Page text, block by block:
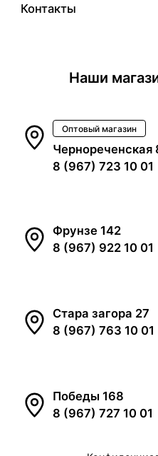
Контакты
Наши
Оптовый магазин
Чернореченская
8 (967) 723 10 01
Фрунзе 142
8 (967) 922 10 01
Стара загора 27
8 (967) 763 10 01
Победы 168
8 (967) 727 10 01